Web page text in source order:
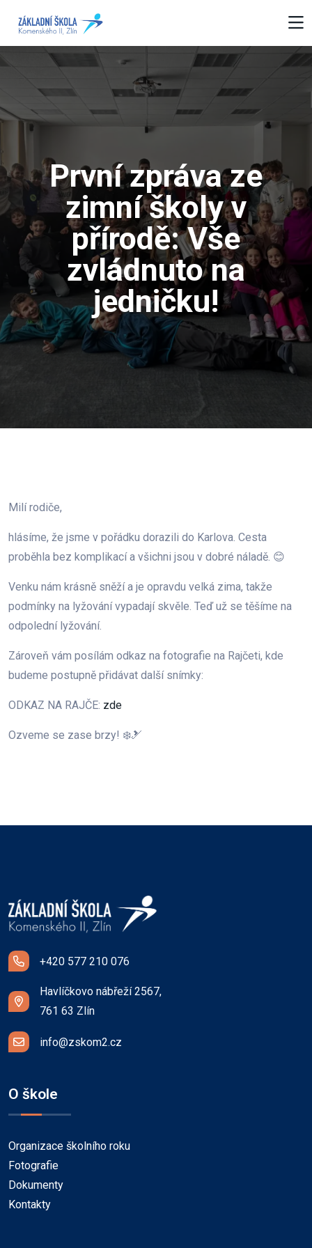
První zpráva ze
zimní školy v
přírodě: Vše
zvládnuto na
jedničku!
Milí rodiče,
hlásíme, že jsme v pořádku dorazili do Karlova. Cesta
proběhla bez komplikací a všichni jsou v dobré náladě. 😊
Venku nám krásně sněží a je opravdu velká zima, takže
podmínky na lyžování vypadají skvěle. Teď už se těšíme na
odpolední lyžování.
Zároveň vám posílám odkaz na fotografie na Rajčeti, kde
budeme postupně přidávat další snímky:
ODKAZ NA RAJČE: zde
Ozveme se zase brzy! ❄️🎿
+420 577 210 076
Havlíčkovo nábřeží 2567,
761 63 Zlín
info@zskom2.cz
O škole
Organizace školního roku
Fotografie
Dokumenty
Kontakty